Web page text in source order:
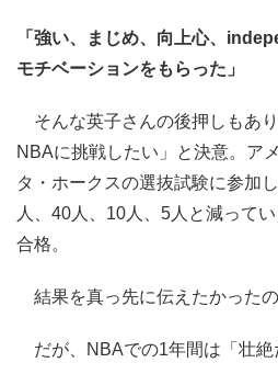
「強い、まじめ、向上心、
モチベーションをもらった」
そんな英子さんの後押しもあり
NBAに挑戦したい」と決意。ア
タ・ホークスの選抜試験に参加
人、40人、10人、5人と減って
合格。
結果を真っ先に伝えたかったの
だが、NBAでの1年間は「壮絶